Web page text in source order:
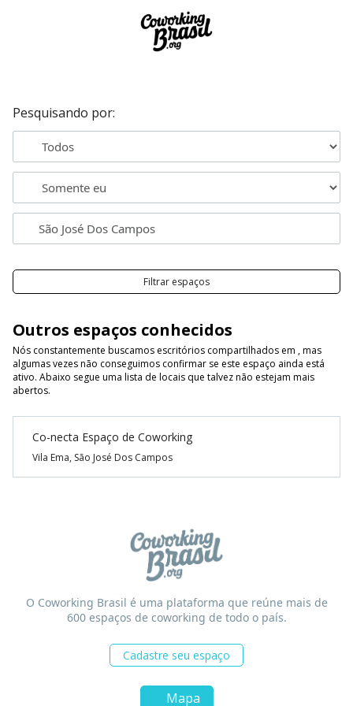
Pesquisando por:
Filtrar espaços
Outros espaços conhecidos
Nós constantemente buscamos escritórios compartilhados em , mas
algumas vezes não conseguimos confirmar se este espaço ainda está
ativo. Abaixo segue uma lista de locais que talvez não estejam mais
abertos.
Co-necta Espaço de Coworking
Vila Ema, São José Dos Campos
Mapa
O Coworking Brasil é uma plataforma que reúne mais de
600 espaços de coworking de todo o país.
Cadastre seu espaço